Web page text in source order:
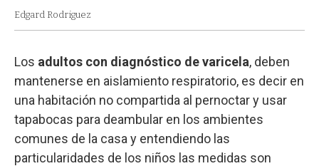
Edgard Rodriguez
Los adultos con diagnóstico de varicela, deben
mantenerse en aislamiento respiratorio, es decir en
una habitación no compartida al pernoctar y usar
tapabocas para deambular en los ambientes
comunes de la casa y entendiendo las
particularidades de los niños las medidas son